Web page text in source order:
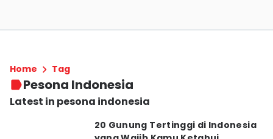
Home Tag
Pesona Indonesia
Latest in pesona indonesia
20 Gunung Tertinggi di Indonesia